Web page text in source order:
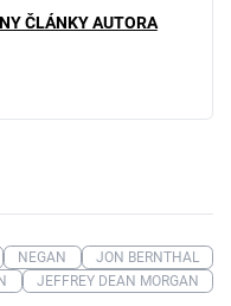
ČLÁNKY AUTORA
NEGAN
JON BERNTHAL
JEFFREY DEAN MORGAN